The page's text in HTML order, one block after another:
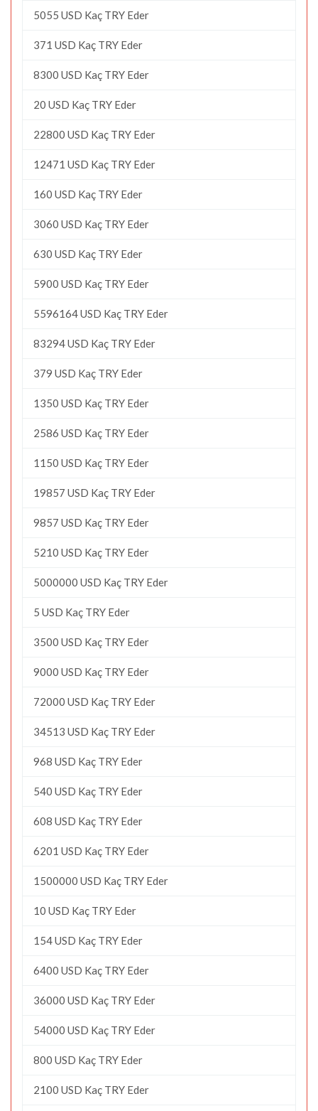
5055 USD Kaç TRY Eder
371 USD Kaç TRY Eder
8300 USD Kaç TRY Eder
20 USD Kaç TRY Eder
22800 USD Kaç TRY Eder
12471 USD Kaç TRY Eder
160 USD Kaç TRY Eder
3060 USD Kaç TRY Eder
630 USD Kaç TRY Eder
5900 USD Kaç TRY Eder
5596164 USD Kaç TRY Eder
83294 USD Kaç TRY Eder
379 USD Kaç TRY Eder
1350 USD Kaç TRY Eder
2586 USD Kaç TRY Eder
1150 USD Kaç TRY Eder
19857 USD Kaç TRY Eder
9857 USD Kaç TRY Eder
5210 USD Kaç TRY Eder
5000000 USD Kaç TRY Eder
5 USD Kaç TRY Eder
3500 USD Kaç TRY Eder
9000 USD Kaç TRY Eder
72000 USD Kaç TRY Eder
34513 USD Kaç TRY Eder
968 USD Kaç TRY Eder
540 USD Kaç TRY Eder
608 USD Kaç TRY Eder
6201 USD Kaç TRY Eder
1500000 USD Kaç TRY Eder
10 USD Kaç TRY Eder
154 USD Kaç TRY Eder
6400 USD Kaç TRY Eder
36000 USD Kaç TRY Eder
54000 USD Kaç TRY Eder
800 USD Kaç TRY Eder
2100 USD Kaç TRY Eder